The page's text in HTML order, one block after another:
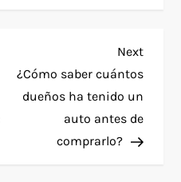
Next
Post
Next
¿Cómo saber cuántos
dueños ha tenido un
auto antes de
comprarlo?